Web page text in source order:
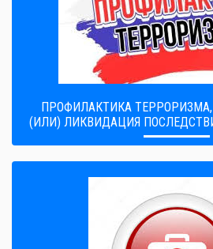
ПРОФИЛАКТИКА
(ИЛИ) ЛИКВИДАЦИЯ